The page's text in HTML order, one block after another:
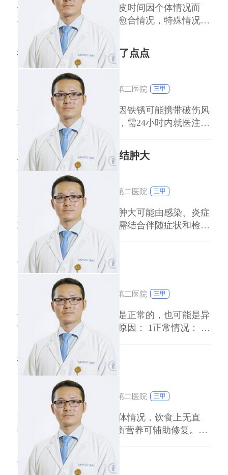
伤口并非一定要植皮，植皮时间因个体情况而
异，一般术后需23周观察愈合情况，特殊情况可
能延长。 伤口较小且能自行愈合时，无需植
皮，通过清创、包扎等常规处理即可。大面积深
度创面或无法自愈的伤口，可能需要植皮，如全
层皮肤缺损、深度烧伤等。植皮手术通常在伤口
稳定后进行，一般术后1014天可初步愈合，完全
我的脚被生锈的铁划伤了点点
刘达人 副主任医师
浙江大学医学院附属第二医院
三甲
生锈铁划伤需立即处理，因铁锈可能携带破伤风
梭菌，若伤口深或污染重，需24小时内就医注射
破伤风抗毒素或类毒素。 伤口清洁处理 立即用
肥皂水或生理盐水冲洗伤口15分钟以上，去除污
垢与细菌；用碘伏或医用酒精消毒伤口周围皮
肤，避免直接涂抹伤口内部。 伤口深度与感染
风险 若伤口仅表皮轻微划伤（出血少、表
腋窝淋巴结和颈部淋巴结肿大
刘达人 副主任医师
浙江大学医学院附属第二医院
三甲
腋窝淋巴结和颈部淋巴结肿大可能由感染、炎症
或肿瘤等多种原因引起，需结合伴随症状和检查
明确病因。 感染性肿大：病毒感染（如EB病
毒、流感病毒）常伴随发热、咽痛，细菌感染
（如链球菌）多有局部红肿热痛，儿童和青少年
因免疫系统活跃更易发生。 反应性肿大：头颈
部皮肤破损、口腔溃疡等局部炎症可引发淋巴结
反应性增
为什么伤口结痂发白
刘达人 副主任医师
浙江大学医学院附属第二医院
三甲
伤口结痂发白的原因可能是正常的，也可能是异
常的，以下是一些可能的原因： 1正常情况： 干
燥：伤口在愈合过程中会形成痂皮，痂皮干燥时
可能会呈现白色。 保护作用：痂皮可以防止细
菌感染和外界刺激，有助于伤口愈合。 2异常情
况： 感染：如果伤口感染，痂皮可能会出现发
白、肿胀、疼痛等症状。 营养不良：身体
疝气吃什么好得快
刘达人 副主任医师
浙江大学医学院附属第二医院
三甲
疝气恢复需结合病因与个体情况，饮食上无直
接"快速治愈"方案，但均衡营养可辅助修复。以
下分类建议： 一、成人疝气（无嵌顿）： 1高纤
维食物（如燕麦、芹菜）预防便秘，减少腹压；
2优质蛋白（鱼类、豆类）促进组织修复； 3避
伤口缝针几天能拆线